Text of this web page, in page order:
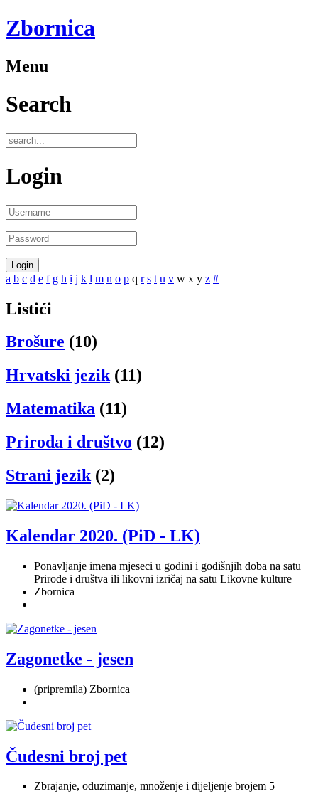
Zbornica
Menu
Search
Login
a b c d e f g h i j k l m n o p q r s t u v w x y z #
Listići
Brošure (10)
Hrvatski jezik (11)
Matematika (11)
Priroda i društvo (12)
Strani jezik (2)
Kalendar 2020. (PiD - LK)
Ponavljanje imena mjeseci u godini i godišnjih doba na satu
Prirode i društva ili likovni izričaj na satu Likovne kulture
Zbornica
Zagonetke - jesen
(pripremila) Zbornica
Čudesni broj pet
Zbrajanje, oduzimanje, množenje i dijeljenje brojem 5